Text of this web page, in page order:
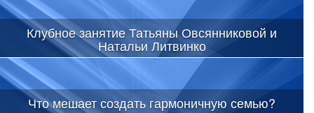
Клубное занятие Татьяны Овсянниковой и
Натальи Литвинко
Что мешает создать гармоничную семью?